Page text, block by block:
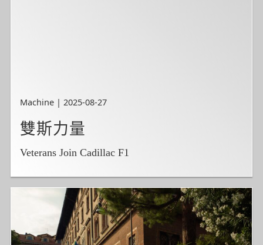
Machine | 2025-08-27
雙斯力量
Veterans Join Cadillac F1